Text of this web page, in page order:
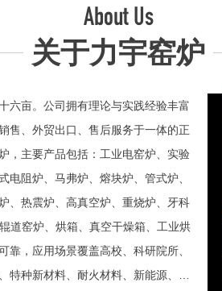
About Us
关于力宇窑炉
亩。公司拥有理论与实践经验丰富
售、外贸出口、售后服务于一体的正
主要产品包括：工业电窑炉、实验
阻炉、马弗炉、熔块炉、管式炉、
、热震炉、高真空炉、重烧炉、牙科
道窑炉、烘箱、真空干燥箱、工业烘
，应用场景覆盖高校、科研院所、
种新材料、耐火材料、新能源、航